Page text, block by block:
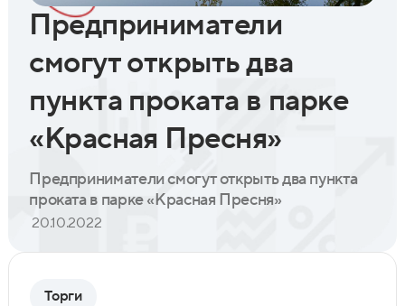
Предприниматели
смогут открыть два
пункта проката в парке
«Красная Пресня»
Предприниматели смогут открыть два пункта
проката в парке «Красная Пресня»
20.10.2022
Торги